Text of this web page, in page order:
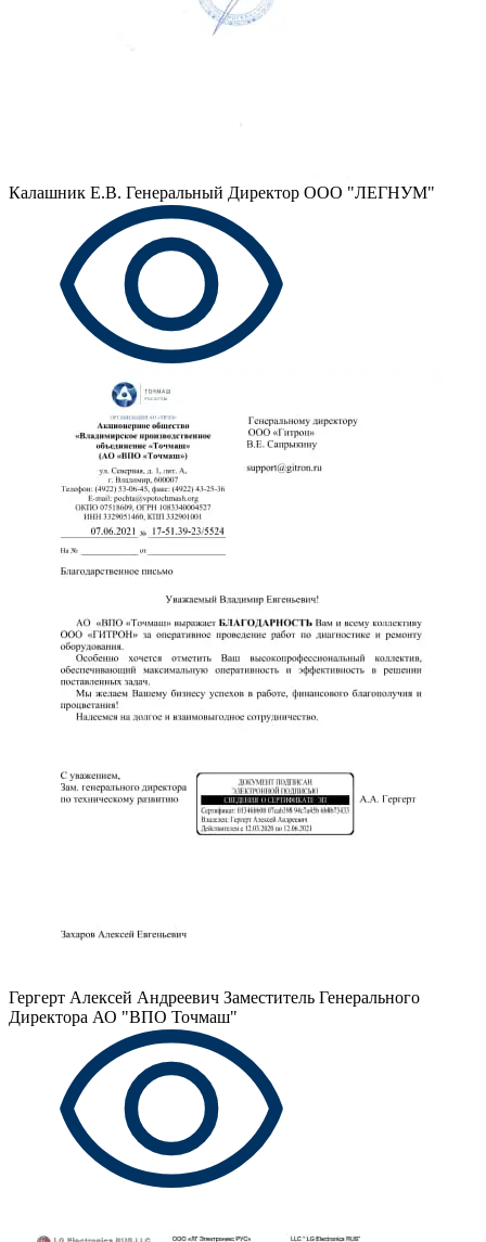
Калашник Е.В. Генеральный Директор ООО "ЛЕГНУМ"
Гергерт Алексей Андреевич Заместитель Генерального
Директора АО "ВПО Точмаш"